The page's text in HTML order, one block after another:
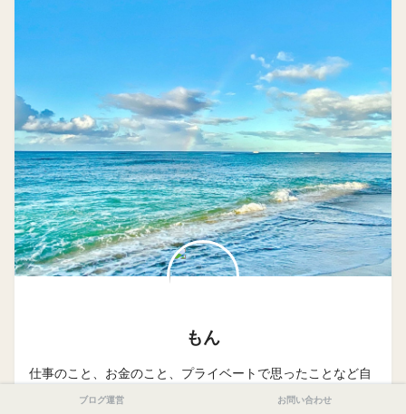
もん
仕事のこと、お金のこと、プライベートで思ったことなど自
由に書いてます。普段は某病院で医療ソーシャルワーカーや
ブログ運営 お問い合わせ